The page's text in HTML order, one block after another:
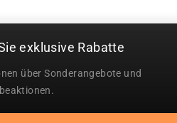
exklusive Rabatte
über Sonderangebote und